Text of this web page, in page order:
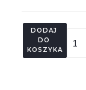
DODAJ
DO
KOSZYKA